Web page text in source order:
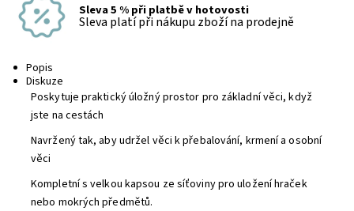
Sleva 5 % při platbě v hotovosti
Sleva platí při nákupu zboží na prodejně
Popis
Diskuze
Poskytuje praktický úložný prostor pro základní věci, když
jste na cestách
Navržený tak, aby udržel věci k přebalování, krmení a osobní
věci
Kompletní s velkou kapsou ze síťoviny pro uložení hraček
nebo mokrých předmětů.